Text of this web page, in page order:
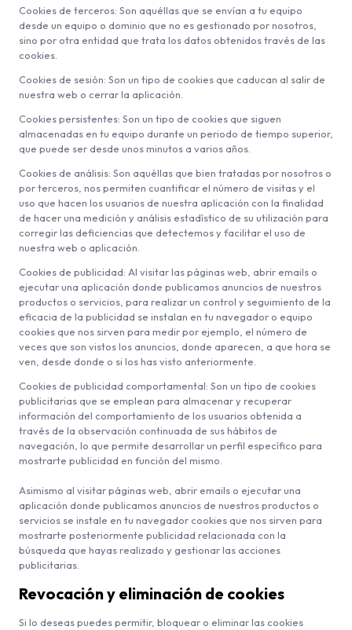
Cookies de terceros: Son aquéllas que se envían a tu equipo
desde un equipo o dominio que no es gestionado por nosotros,
sino por otra entidad que trata los datos obtenidos través de las
cookies.
Cookies de sesión: Son un tipo de cookies que caducan al salir de
nuestra web o cerrar la aplicación.
Cookies persistentes: Son un tipo de cookies que siguen
almacenadas en tu equipo durante un periodo de tiempo superior,
que puede ser desde unos minutos a varios años.
Cookies de análisis: Son aquéllas que bien tratadas por nosotros o
por terceros, nos permiten cuantificar el número de visitas y el
uso que hacen los usuarios de nuestra aplicación con la finalidad
de hacer una medición y análisis estadístico de su utilización para
corregir las deficiencias que detectemos y facilitar el uso de
nuestra web o aplicación.
Cookies de publicidad: Al visitar las páginas web, abrir emails o
ejecutar una aplicación donde publicamos anuncios de nuestros
productos o servicios, para realizar un control y seguimiento de la
eficacia de la publicidad se instalan en tu navegador o equipo
cookies que nos sirven para medir por ejemplo, el número de
veces que son vistos los anuncios, donde aparecen, a que hora se
ven, desde donde o si los has visto anteriormente.
Cookies de publicidad comportamental: Son un tipo de cookies
publicitarias que se emplean para almacenar y recuperar
información del comportamiento de los usuarios obtenida a
través de la observación continuada de sus hábitos de
navegación, lo que permite desarrollar un perfil específico para
mostrarte publicidad en función del mismo.
Asimismo al visitar páginas web, abrir emails o ejecutar una
aplicación donde publicamos anuncios de nuestros productos o
servicios se instale en tu navegador cookies que nos sirven para
mostrarte posteriormente publicidad relacionada con la
búsqueda que hayas realizado y gestionar las acciones
publicitarias.
Revocación y eliminación de cookies
Si lo deseas puedes permitir, bloquear o eliminar las cookies